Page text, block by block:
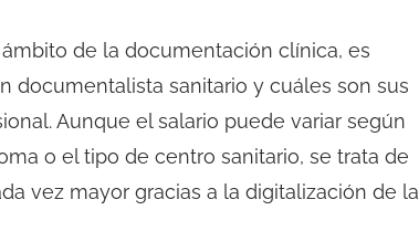
de la documentación clínica, es
documentalista sanitario y cuáles son sus
Aunque el salario puede variar según
o el tipo de centro sanitario, se trata de
vez mayor gracias a la digitalización de la